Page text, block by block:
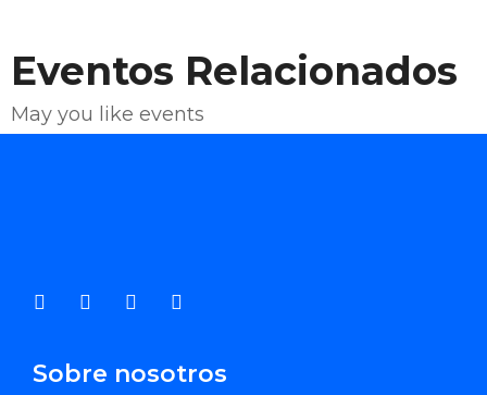
Eventos Relacionados
May you like events
Sobre nosotros